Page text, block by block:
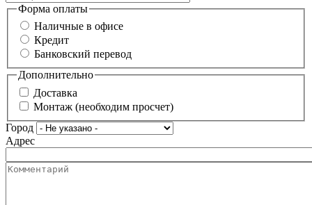
Форма оплаты
Наличные в офисе
Кредит
Банковский перевод
Дополнительно
Доставка
Монтаж (необходим просчет)
Город
Адрес